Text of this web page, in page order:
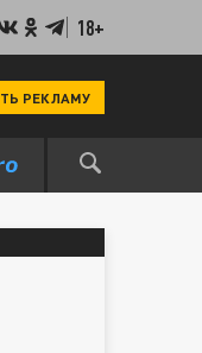
18+
РЕКЛАМУ